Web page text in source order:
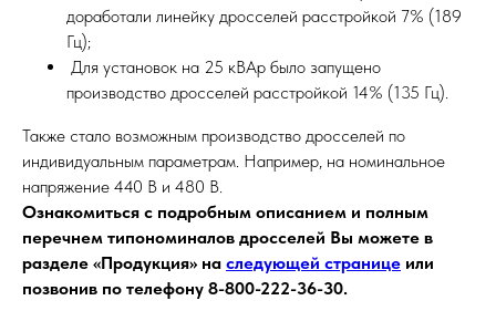
доработали линейку дросселей расстройкой 7% (189
Гц);
Для установок на 25 кВАр было запущено
производство дросселей расстройкой 14% (135 Гц).
Также стало возможным производство дросселей по
индивидуальным параметрам. Например, на номинальное
напряжение 440 В и 480 В.
Ознакомиться с подробным описанием и полным
перечнем типономиналов дросселей Вы можете в
разделе «Продукция» на следующей странице или
позвонив по телефону 8-800-222-36-30.